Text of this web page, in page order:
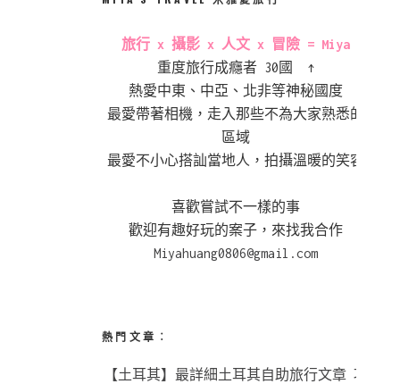
旅行 x 攝影 x 人文 x 冒險 = Miya
重度旅行成癮者 30國 ↑
熱愛中東、中亞、北非等神秘國度
最愛帶著相機，走入那些不為大家熟悉的
區域
最愛不小心搭訕當地人，拍攝溫暖的笑容
喜歡嘗試不一樣的事
歡迎有趣好玩的案子，來找我合作
Miyahuang0806@gmail.com
熱門文章︰
【土耳其】最詳細土耳其自助旅行文章 攻